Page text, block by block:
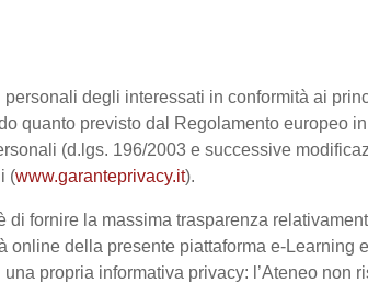
personali degli interessati in conformità ai
quanto previsto dal Regolamento europeo
(d.lgs. 196/2003 e successive
(www.garanteprivacy.it).
di fornire la massima trasparenza
online della presente piattaforma e-
propria informativa privacy: l’Ateneo non